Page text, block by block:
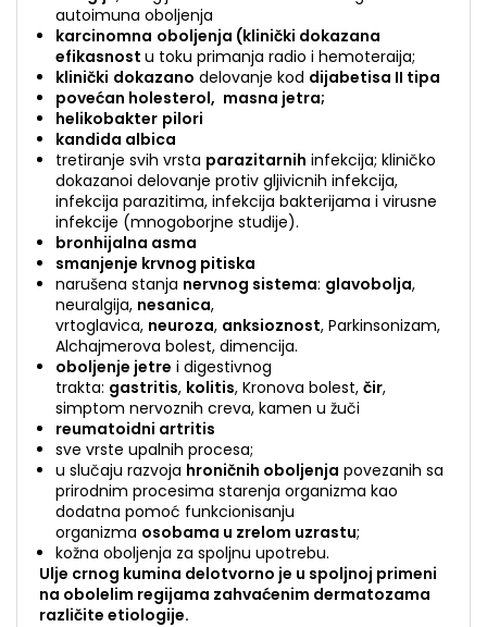
autoimuna oboljenja
karcinomna oboljenja (klinički dokazana
efikasnost u toku primanja radio i hemoteraija;
klinički dokazano delovanje kod dijabetisa II tipa
povećan holesterol, masna jetra;
helikobakter pilori
kandida albica
tretiranje svih vrsta parazitarnih infekcija; kliničko
dokazanoi delovanje protiv gljivicnih infekcija,
infekcija parazitima, infekcija bakterijama i virusne
infekcije (mnogoborjne studije).
bronhijalna asma
smanjenje krvnog pitiska
narušena stanja nervnog sistema: glavobolja,
neuralgija, nesanica,
vrtoglavica, neuroza, anksioznost, Parkinsonizam,
Alchajmerova bolest, dimencija.
oboljenje jetre i digestivnog
trakta: gastritis, kolitis, Kronova bolest, čir,
simptom nervoznih creva, kamen u žuči
reumatoidni artritis
sve vrste upalnih procesa;
u slučaju razvoja hroničnih oboljenja povezanih sa
prirodnim procesima starenja organizma kao
dodatna pomoć funkcionisanju
organizma osobama u zrelom uzrastu;
kožna oboljenja za spoljnu upotrebu.
Ulje crnog kumina delotvorno je u spoljnoj primeni
na obolelim regijama zahvaćenim dermatozama
različite etiologije.